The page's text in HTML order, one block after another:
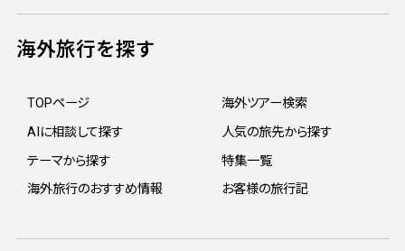
海外旅行を探す
TOPページ
海外ツアー検索
AIに相談して探す
人気の旅先から探す
テーマから探す
特集一覧
海外旅行のおすすめ情報
お客様の旅行記